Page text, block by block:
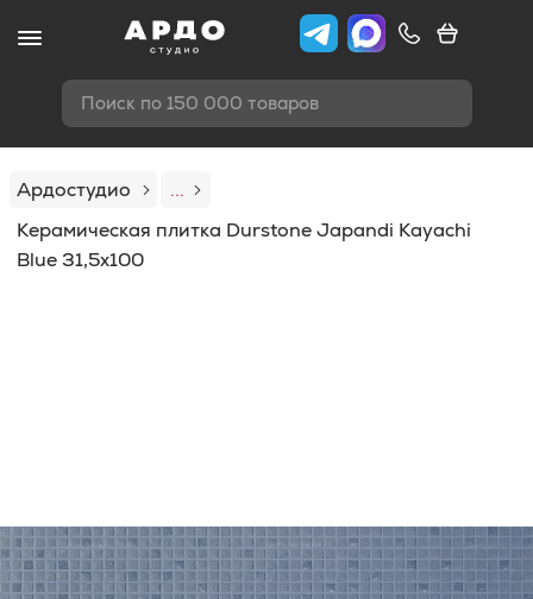
Поиск по 150 000 товаров
Ардостудио
...
Керамическая плитка Durstone Japandi Kayachi
Blue 31,5x100